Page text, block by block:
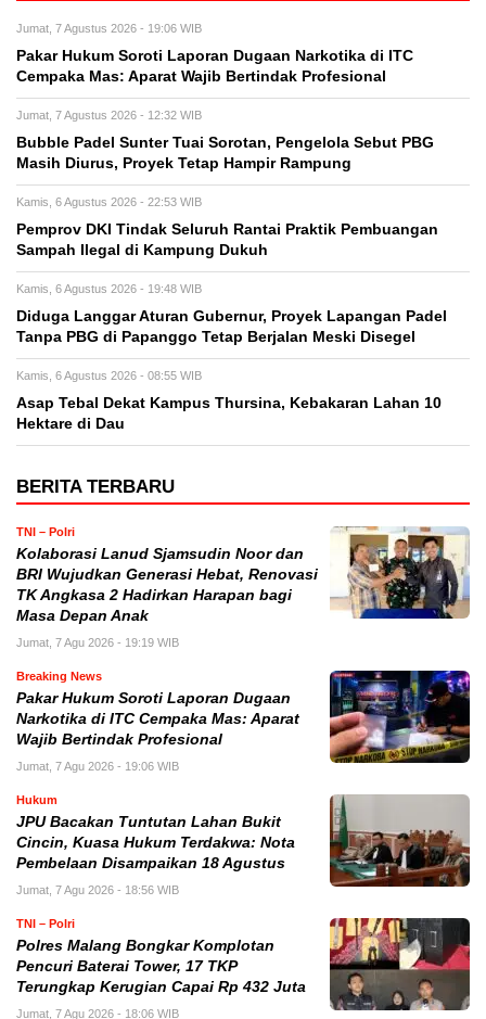
Jumat, 7 Agustus 2026 - 19:06 WIB
Pakar Hukum Soroti Laporan Dugaan Narkotika di ITC
Cempaka Mas: Aparat Wajib Bertindak Profesional
Jumat, 7 Agustus 2026 - 12:32 WIB
Bubble Padel Sunter Tuai Sorotan, Pengelola Sebut PBG
Masih Diurus, Proyek Tetap Hampir Rampung
Kamis, 6 Agustus 2026 - 22:53 WIB
Pemprov DKI Tindak Seluruh Rantai Praktik Pembuangan
Sampah Ilegal di Kampung Dukuh
Kamis, 6 Agustus 2026 - 19:48 WIB
Diduga Langgar Aturan Gubernur, Proyek Lapangan Padel
Tanpa PBG di Papanggo Tetap Berjalan Meski Disegel
Kamis, 6 Agustus 2026 - 08:55 WIB
Asap Tebal Dekat Kampus Thursina, Kebakaran Lahan 10
Hektare di Dau
BERITA TERBARU
TNI – Polri
Kolaborasi Lanud Sjamsudin Noor dan
BRI Wujudkan Generasi Hebat, Renovasi
TK Angkasa 2 Hadirkan Harapan bagi
Masa Depan Anak
Jumat, 7 Agu 2026 - 19:19 WIB
Breaking News
Pakar Hukum Soroti Laporan Dugaan
Narkotika di ITC Cempaka Mas: Aparat
Wajib Bertindak Profesional
Jumat, 7 Agu 2026 - 19:06 WIB
Hukum
JPU Bacakan Tuntutan Lahan Bukit
Cincin, Kuasa Hukum Terdakwa: Nota
Pembelaan Disampaikan 18 Agustus
Jumat, 7 Agu 2026 - 18:56 WIB
TNI – Polri
Polres Malang Bongkar Komplotan
Pencuri Baterai Tower, 17 TKP
Terungkap Kerugian Capai Rp 432 Juta
Jumat, 7 Agu 2026 - 18:06 WIB